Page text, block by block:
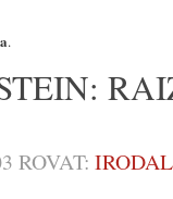
.
ROVAT: